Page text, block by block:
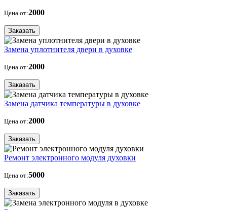
Цена от:2000
Заказать
Замена уплотнителя двери в духовке
Цена от:2000
Заказать
Замена датчика температуры в духовке
Цена от:2000
Заказать
Ремонт электронного модуля духовки
Цена от:5000
Заказать